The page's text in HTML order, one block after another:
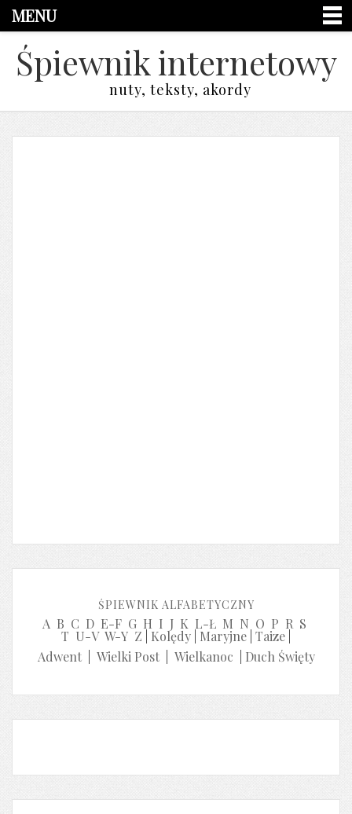
MENU
Śpiewnik internetowy
nuty, teksty, akordy
ŚPIEWNIK ALFABETYCZNY
A B C D E-F G H I J K L-Ł M N O P R S
T U-V W-Y Z Kolędy Maryjne Taize
Adwent| Wielki Post| Wielkanoc Duch Święty